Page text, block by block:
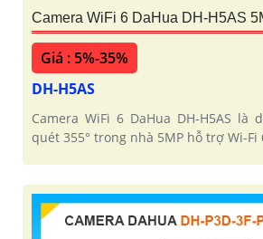
Camera WiFi 6 DaHua DH-H5AS
Giá : 5%-35%
DH-H5AS
Camera WiFi 6 DaHua DH-H5AS là
quét 355° trong nhà 5MP hỗ trợ Wi-Fi